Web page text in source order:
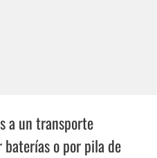
a un transporte
o por pila de